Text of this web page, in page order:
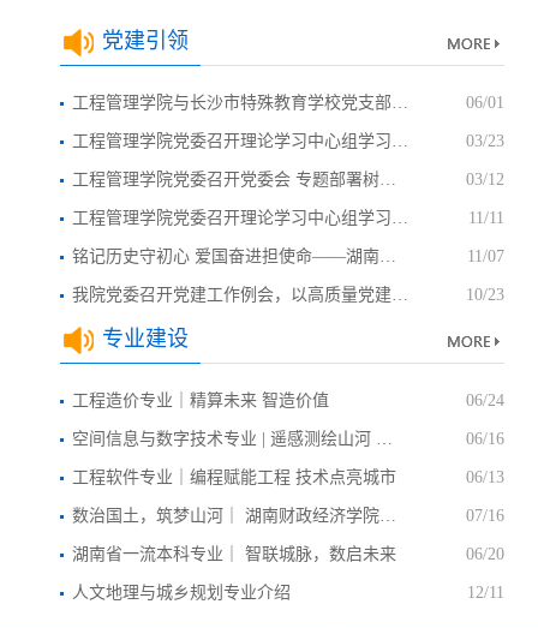
党建引领
工程管理学院与长沙市特殊教育学校党支部共建仪式... 06/01
工程管理学院党委召开理论学习中心组学习研讨会 ... 03/23
工程管理学院党委召开党委会 专题部署树立和践行正... 03/12
工程管理学院党委召开理论学习中心组学习研讨会 ... 11/11
铭记历史守初心 爱国奋进担使命——湖南财政经济学... 11/07
我院党委召开党建工作例会，以高质量党建引领学院...
10/23
专业建设
工程造价专业｜精算未来 智造价值 06/24
空间信息与数字技术专业 | 遥感测绘山河 数据智绘... 06/16
工程软件专业｜编程赋能工程 技术点亮城市 06/13
数治国土，筑梦山河｜ 湖南财政经济学院土地资源管... 07/16
湖南省一流本科专业｜ 智联城脉，数启未来 06/20
人文地理与城乡规划专业介绍 12/11